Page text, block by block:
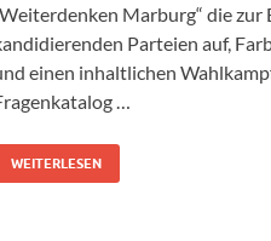
Marburg“ die zur
Parteien auf,
einen inhaltlichen
…
WEITERLESEN